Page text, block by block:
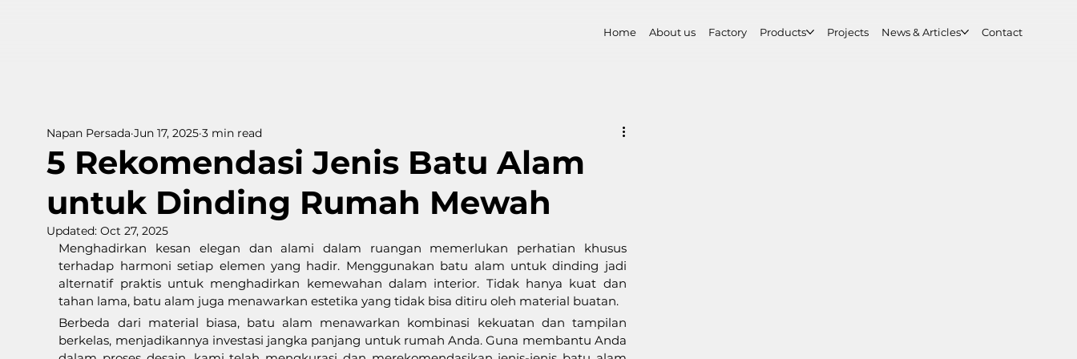
Home About us Factory Products Projects News & Articles Contact
5 Rekomendasi Jenis Batu Alam
untuk Dinding Rumah Mewah
Napan Persada Jun 17, 2025 3 min read
Updated: Oct 27, 2025
Menghadirkan kesan elegan dan alami dalam ruangan memerlukan perhatian khusus
terhadap harmoni setiap elemen yang hadir. Menggunakan batu alam untuk dinding jadi
alternatif praktis untuk menghadirkan kemewahan dalam interior. Tidak hanya kuat dan
tahan lama, batu alam juga menawarkan estetika yang tidak bisa ditiru oleh material buatan.
Berbeda dari material biasa, batu alam menawarkan kombinasi kekuatan dan tampilan
berkelas, menjadikannya investasi jangka panjang untuk rumah Anda. Guna membantu Anda